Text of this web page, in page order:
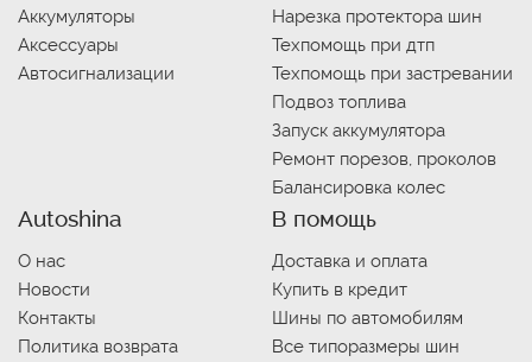
Аккумуляторы
Аксессуары
Автосигнализации
Нарезка протектора шин
Техпомощь при дтп
Техпомощь при застревании
Подвоз топлива
Запуск аккумулятора
Ремонт порезов, проколов
Балансировка колес
Autoshina
О нас
Новости
Контакты
Политика возврата
В помощь
Доставка и оплата
Купить в кредит
Шины по автомобилям
Все типоразмеры шин